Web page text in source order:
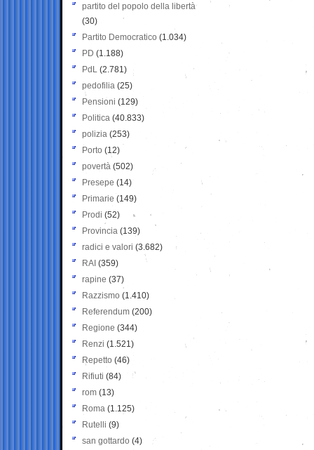
partito del popolo della libertà
(30)
Partito Democratico (1.034)
PD (1.188)
PdL (2.781)
pedofilia (25)
Pensioni (129)
Politica (40.833)
polizia (253)
Porto (12)
povertà (502)
Presepe (14)
Primarie (149)
Prodi (52)
Provincia (139)
radici e valori (3.682)
RAI (359)
rapine (37)
Razzismo (1.410)
Referendum (200)
Regione (344)
Renzi (1.521)
Repetto (46)
Rifiuti (84)
rom (13)
Roma (1.125)
Rutelli (9)
san gottardo (4)